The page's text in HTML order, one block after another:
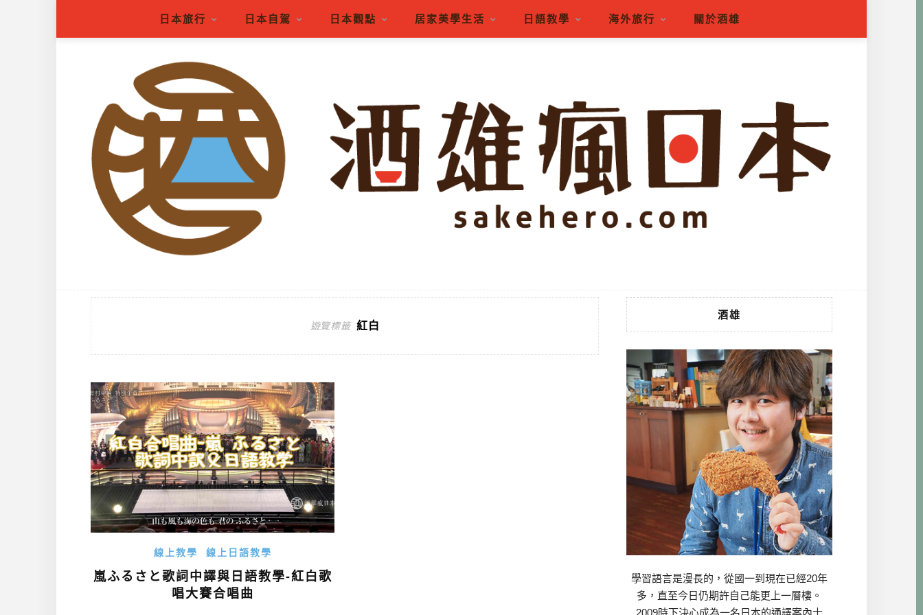
日本旅行 日本自駕 日本觀點 居家美學生活 日語教學 海外旅行 關於酒雄
遊覽標籤 紅白
線上教學 線上日語教學
嵐ふるさと歌詞中譯與日語教學-紅白歌
唱大賽合唱曲
酒雄
學習語言是漫長的，從國一到現在已經20年
多，直至今日仍期許自己能更上一層樓。
2009時下決心成為一名日本的通譯案內士